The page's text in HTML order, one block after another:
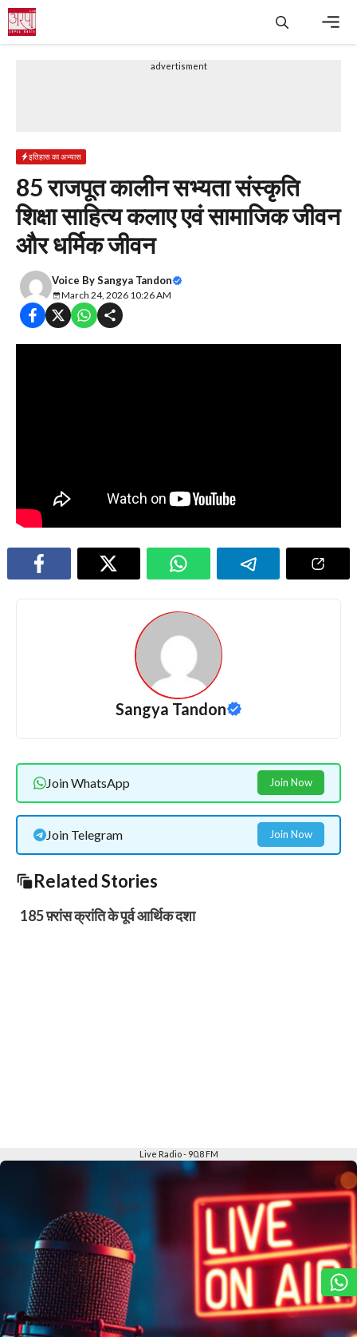
Skip
to
content
advertisment
इतिहास का अभ्यास
85 राजपूत कालीन सभ्यता संस्कृति
शिक्षा साहित्य कलाए एवं सामाजिक जीवन
और धर्मिक जीवन
Voice BySangya Tandon
March 24, 2026 10:26 AM
Sangya Tandon
Join WhatsApp Join Now
Join Telegram Join Now
Related Stories
185 फ़्रांस क्रांति के पूर्व आर्थिक दशा
Live Radio - 90.8 FM